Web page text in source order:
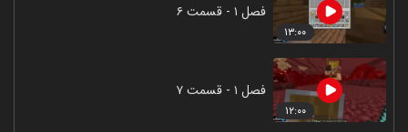
۱۳:۰۰
فصل ۱ - قسمت ۶
۱۲:۰۰
فصل ۱ - قسمت ۷